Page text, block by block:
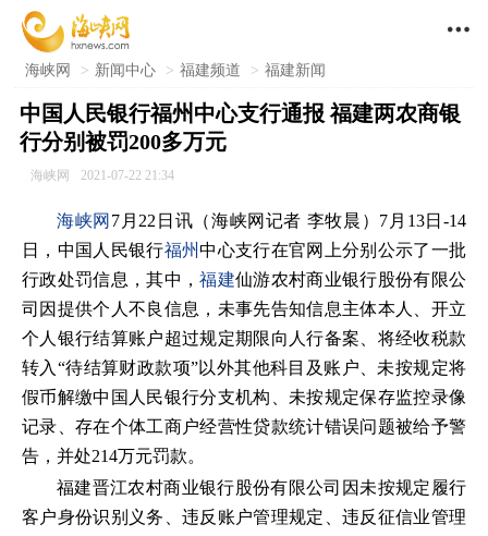

海峡网 > 新闻中心 > 福建频道 > 福建新闻
中国人民银行福州中心支行通报 福建两农商银
行分别被罚200多万元
海峡网 2021-07-22 21:34
海峡网 7月22日讯（海峡网记者 李牧晨）7月13日-14
日，中国人民银行福州中心支行在官网上分别公示了一批
行政处罚信息，其中，福建仙游农村商业银行股份有限公
司因提供个人不良信息，未事先告知信息主体本人、开立
个人银行结算账户超过规定期限向人行备案、将经收税款
转入“待结算财政款项”以外其他科目及账户、未按规定将
假币解缴中国人民银行分支机构、未按规定保存监控录像
记录、存在个体工商户经营性贷款统计错误问题被给予警
告，并处214万元罚款。
福建晋江农村商业银行股份有限公司因未按规定履行
客户身份识别义务、违反账户管理规定、违反征信业管理